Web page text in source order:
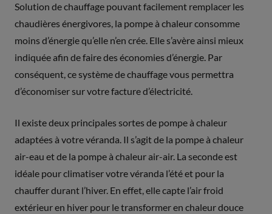
Solution de chauffage pouvant facilement remplacer les
chaudières énergivores, la pompe à chaleur consomme
moins d’énergie qu’elle n’en crée. Elle s’avère ainsi mieux
indiquée afin de faire des économies d’énergie. Par
conséquent, ce système de chauffage vous permettra
d’économiser sur votre facture d’électricité.
Il existe deux principales sortes de pompe à chaleur
adaptées à votre véranda. Il s’agit de la pompe à chaleur
air-eau et de la pompe à chaleur air-air. La seconde est
idéale pour climatiser votre véranda l’été et pour la
chauffer durant l’hiver. En effet, elle capte l’air froid
extérieur en hiver pour le transformer en chaleur douce